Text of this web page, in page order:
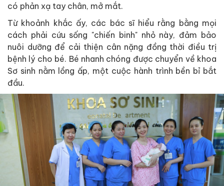
có phản xạ tay chân, mở mắt.
Từ khoảnh khắc ấy, các bác sĩ hiểu rằng bằng mọi
cách phải cứu sống "chiến binh" nhỏ này, đảm bảo
nuôi dưỡng để cải thiện cân nặng đồng thời điều trị
bệnh lý cho bé. Bé nhanh chóng được chuyển về khoa
Sơ sinh nằm lồng ấp, một cuộc hành trình bền bỉ bắt
đầu.